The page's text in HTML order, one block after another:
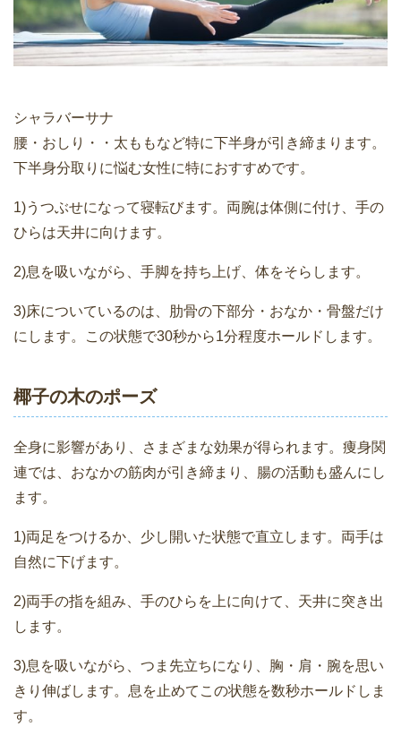
シャラバーサナ
腰・おしり・・太ももなど特に下半身が引き締まります。
下半身分取りに悩む女性に特におすすめです。
1)うつぶせになって寝転びます。両腕は体側に付け、手の
ひらは天井に向けます。
2)息を吸いながら、手脚を持ち上げ、体をそらします。
3)床についているのは、肋骨の下部分・おなか・骨盤だけ
にします。この状態で30秒から1分程度ホールドします。
椰子の木のポーズ
全身に影響があり、さまざまな効果が得られます。痩身関
連では、おなかの筋肉が引き締まり、腸の活動も盛んにし
ます。
1)両足をつけるか、少し開いた状態で直立します。両手は
自然に下げます。
2)両手の指を組み、手のひらを上に向けて、天井に突き出
します。
3)息を吸いながら、つま先立ちになり、胸・肩・腕を思い
きり伸ばします。息を止めてこの状態を数秒ホールドしま
す。